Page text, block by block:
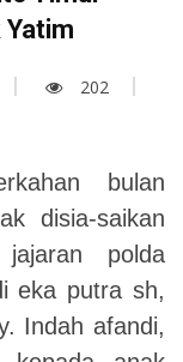
Yatim
202
bulan
disia-saikan
polda
eka putra sh,
Indah afandi,